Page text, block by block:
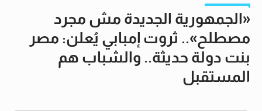
«الجمهورية الجديدة مش مجرد
مصطلح».. ثروت إمبابي يُعلن: مصر
بنت دولة حديثة.. والشباب هم
المستقبل